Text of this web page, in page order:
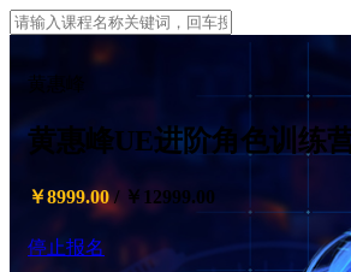
黄惠峰
黄惠峰UE进阶角色训练
￥8999.00/ ￥12999.00
停止报名